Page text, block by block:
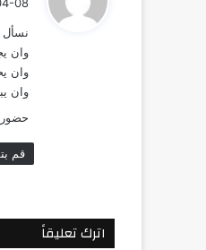
ل
نسأل
وان
وان
وان
حضور
قم
اترك تعليقاً